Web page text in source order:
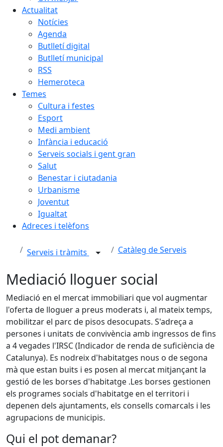
Actualitat
Notícies
Agenda
Butlletí digital
Butlletí municipal
RSS
Hemeroteca
Temes
Cultura i festes
Esport
Medi ambient
Infància i educació
Serveis socials i gent gran
Salut
Benestar i ciutadania
Urbanisme
Joventut
Igualtat
Adreces i telèfons
Serveis i tràmits Catàleg de Serveis
Mediació lloguer social
Mediació en el mercat immobiliari que vol augmentar
l'oferta de lloguer a preus moderats i, al mateix temps,
mobilitzar el parc de pisos desocupats. S'adreça a
persones i unitats de convivència amb ingressos de fins
a 4 vegades l'IRSC (Indicador de renda de suficiència de
Catalunya). Es nodreix d'habitatges nous o de segona
mà que estan buits i es posen al mercat mitjançant la
gestió de les borses d'habitatge .Les borses gestionen
els programes socials d'habitatge en el territori i
depenen dels ajuntaments, els consells comarcals i les
agrupacions de municipis.
Qui el pot demanar?